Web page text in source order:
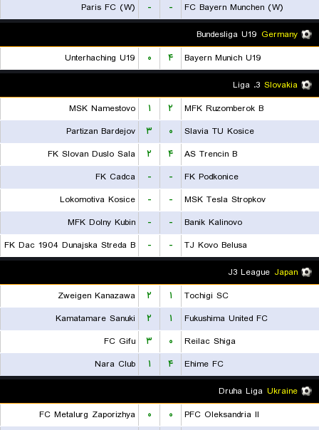
FC Bayern Munchen (W)
-
-
Paris FC (W)
Germany
Bundesliga U19
Bayern Munich U19
۴ ۰
Unterhaching U19
Slovakia
3. Liga
MFK Ruzomberok B
۲ ۱
MSK Namestovo
Slavia TU Kosice
۰ ۳
Partizan Bardejov
AS Trencin B
۴ ۲
FK Slovan Duslo Sala
FK Podkonice
-
-
FK Cadca
MSK Tesla Stropkov
-
-
Lokomotiva Kosice
Banik Kalinovo
-
-
MFK Dolny Kubin
TJ Kovo Belusa
-
-
FK Dac 1904 Dunajska Streda B
Japan
J3 League
Tochigi SC
۱ ۲
Zweigen Kanazawa
Fukushima United FC
۱ ۲
Kamatamare Sanuki
Reilac Shiga
۰ ۳
FC Gifu
Ehime FC
۴ ۱
Nara Club
Ukraine
Druha Liga
PFC Oleksandria II
۰ ۰
FC Metalurg Zaporizhya